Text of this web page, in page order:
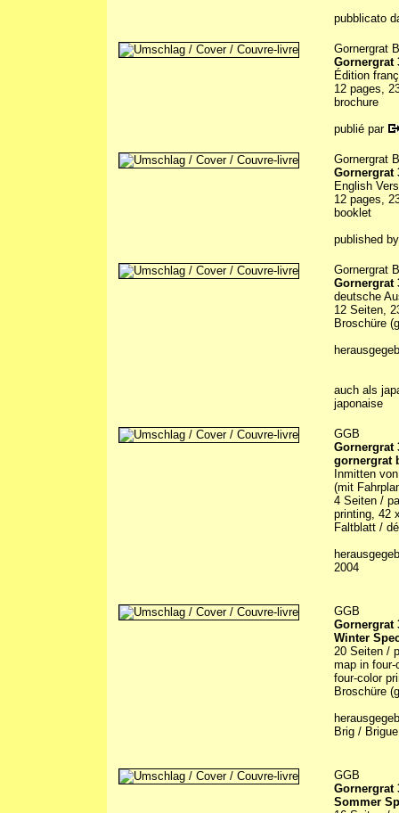
pubblicato
Gornergrat
Gornergrat
Édition
12 pages,
brochure
publié par
Gornergrat
Gornergrat
English
12 pages,
booklet
published
Gornergrat
Gornergrat
deutsche
12 Seiten,
Broschüre
auch als
japonaise
GGB
Gornergrat
gornergrat
Inmitten
(mit
4 Seiten /
printing, 42
Faltblatt /
2004
GGB
Gornergrat
Winter
20 Seiten /
map in
four-color
Broschüre
Brig /
GGB
Gornergrat
Sommer